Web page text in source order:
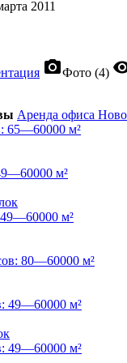
2011
photo_cameraФото (4)
Аренда офиса
65—60000 м²
м²
м²
80—60000 м²
49—60000 м²
49—60000 м²